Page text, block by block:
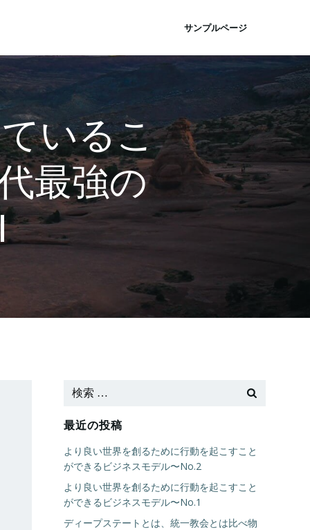
サンプルページ
いるこ
最強の
最近の投稿
より良い世界を創るために行動を起こすこと
ができるビジネスモデル〜No.2
より良い世界を創るために行動を起こすこと
ができるビジネスモデル〜No.1
ディープステートとは、統一教会とは比べ物